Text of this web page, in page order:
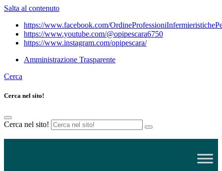
Salta al contenuto
https://www.facebook.com/
https://www.youtube.com/@opipescara6750
https://www.instagram.com/opipescara/
Amministrazione Trasparente
Cerca
Cerca nel sito!
Cerca nel sito!
Cerca
nel